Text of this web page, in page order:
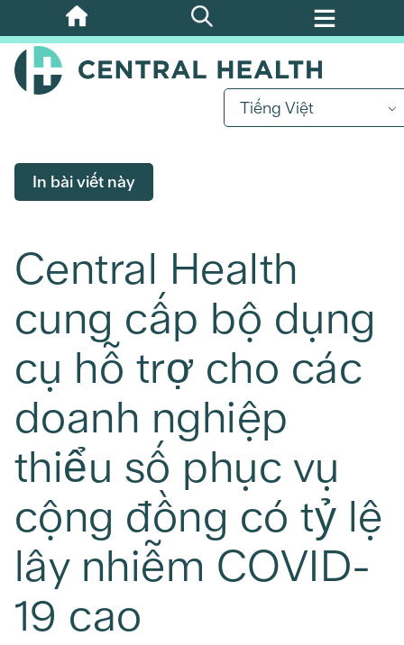
Bỏ
qua
nội
Tiếng Việt
In bài viết này
Central Health
cung cấp bộ dụng
cụ hỗ trợ cho các
doanh nghiệp
thiểu số phục vụ
cộng đồng có tỷ lệ
lây nhiễm COVID-
19 cao